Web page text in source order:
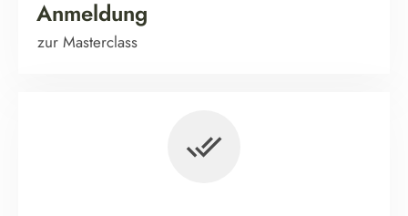
Anmeldung
zur Masterclass